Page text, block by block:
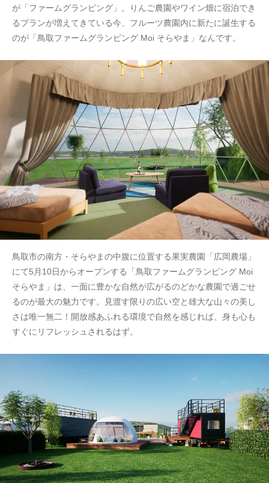
が「ファームグランピング」。りんご農園やワイン畑に宿泊でき
るプランが増えてきている今、フルーツ農園内に新たに誕生する
のが「鳥取ファームグランピング Moi そらやま」なんです。
鳥取市の南方・そらやまの中腹に位置する果実農園「広岡農場」
にて5月10日からオープンする「鳥取ファームグランピング Moi
そらやま」は、一面に豊かな自然が広がるのどかな農園で過ごせ
るのが最大の魅力です。見渡す限りの広い空と雄大な山々の美し
さは唯一無二！開放感あふれる環境で自然を感じれば、身も心も
すぐにリフレッシュされるはず。